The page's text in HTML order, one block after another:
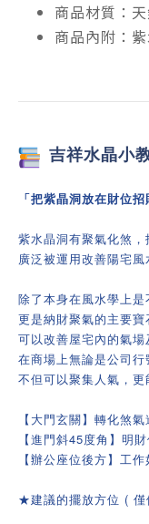
商品材質：
商品內附：
吉祥水晶小
「把紫晶洞放在財位招
紫水晶洞有聚氣化煞，
廣泛被運用改善陽宅風
除了本身在風水學上是
更是納財聚氣的主要寶
可以改善屋宅內的氣場
在商場上無論是公司
不但可以聚集人氣，更
【大門玄關】轉化煞
【進門斜45度角】明
【辦公座位後方】工
★建議的擺放方位 (